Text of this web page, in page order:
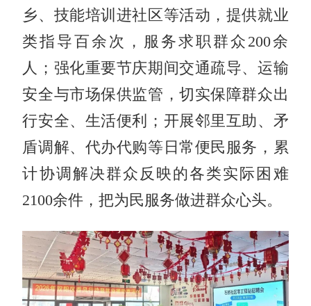
乡、技能培训进社区等活动，提供就业
类指导百余次，服务求职群众200余
人；强化重要节庆期间交通疏导、运输
安全与市场保供监管，切实保障群众出
行安全、生活便利；开展邻里互助、矛
盾调解、代办代购等日常便民服务，累
计协调解决群众反映的各类实际困难
2100余件，把为民服务做进群众心头。